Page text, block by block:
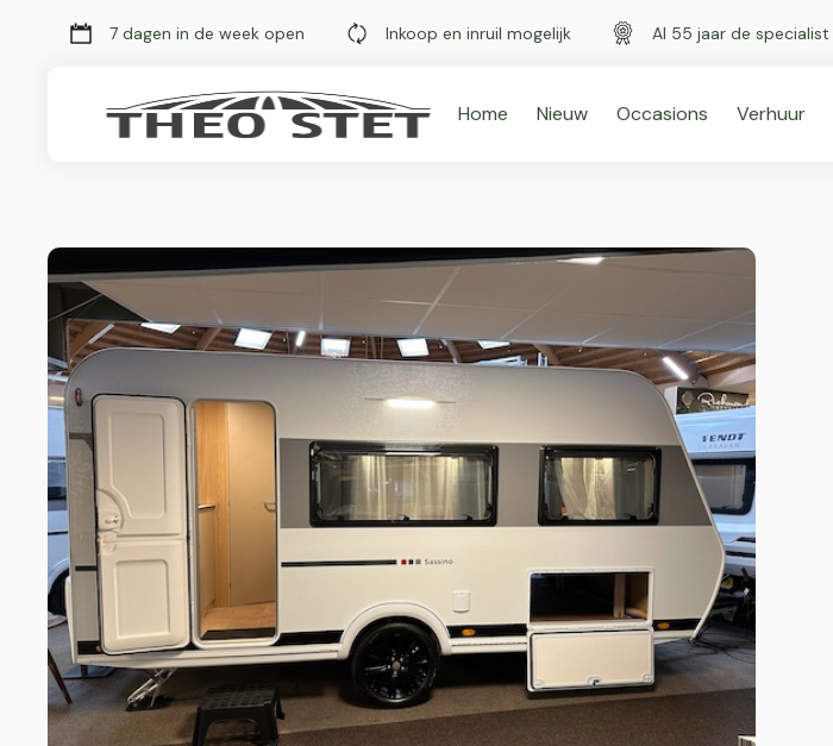
7 dagen in de week open Inkoop en inruil mogelijk Al 55 jaar de specialist
Home Nieuw Occasions Verhuur